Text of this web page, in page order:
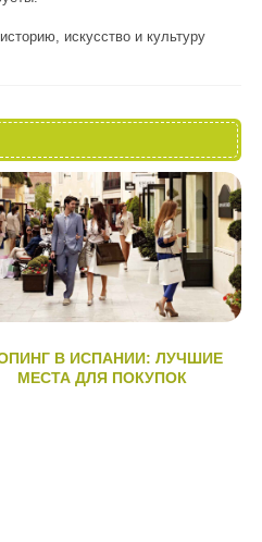
искусство и культуру
В ИСПАНИИ: ЛУЧШИЕ
МЕСТА ДЛЯ ПОКУПОК